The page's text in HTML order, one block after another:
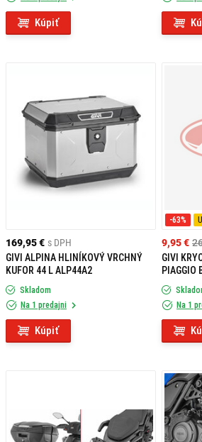
Kúpiť
169,95 € s DPH
GIVI ALPINA HLINÍKOVÝ VRCHNÝ
KUFOR 44 L ALP44A2
Skladom
Na 1 predajni
Kúpiť
-63%
9,95 €
GIVI
PIAGGIO
Na 1